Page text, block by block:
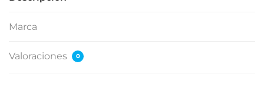
Marca
Valoraciones 0